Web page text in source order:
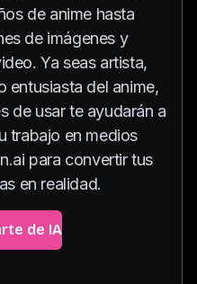
de anime hasta
de imágenes y
Ya seas artista,
entusiasta del anime,
de usar te ayudarán a
trabajo en medios
para convertir tus
en realidad.
de IA